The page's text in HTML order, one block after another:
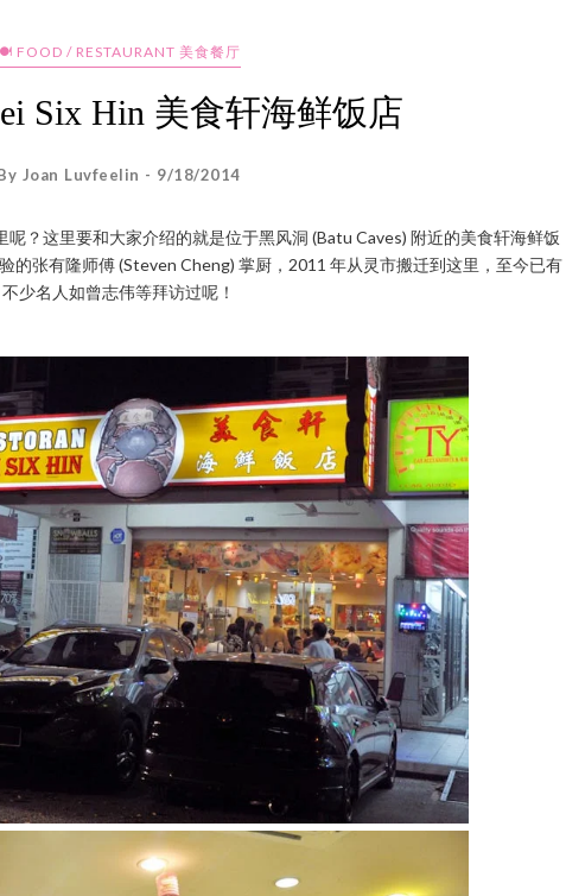
FOOD / RESTAURANT 美食餐厅
Six Hin 美食轩海鲜饭店
Joan Luvfeelin - 9/18/2014
？这里要和大家介绍的就是位于黑风洞 (Batu Caves) 附近的美食轩海鲜饭
的张有隆师傅 (Steven Cheng) 掌厨，2011 年从灵市搬迁到这里，至今已有
不少名人如曾志伟等拜访过呢！